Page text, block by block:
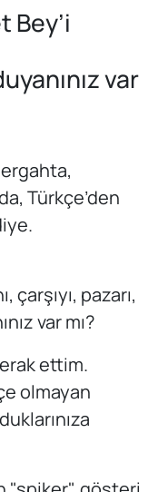
Bey’i
var
Türkçe’den
çarşıyı, pazarı,
var mı?
ettim.
olmayan